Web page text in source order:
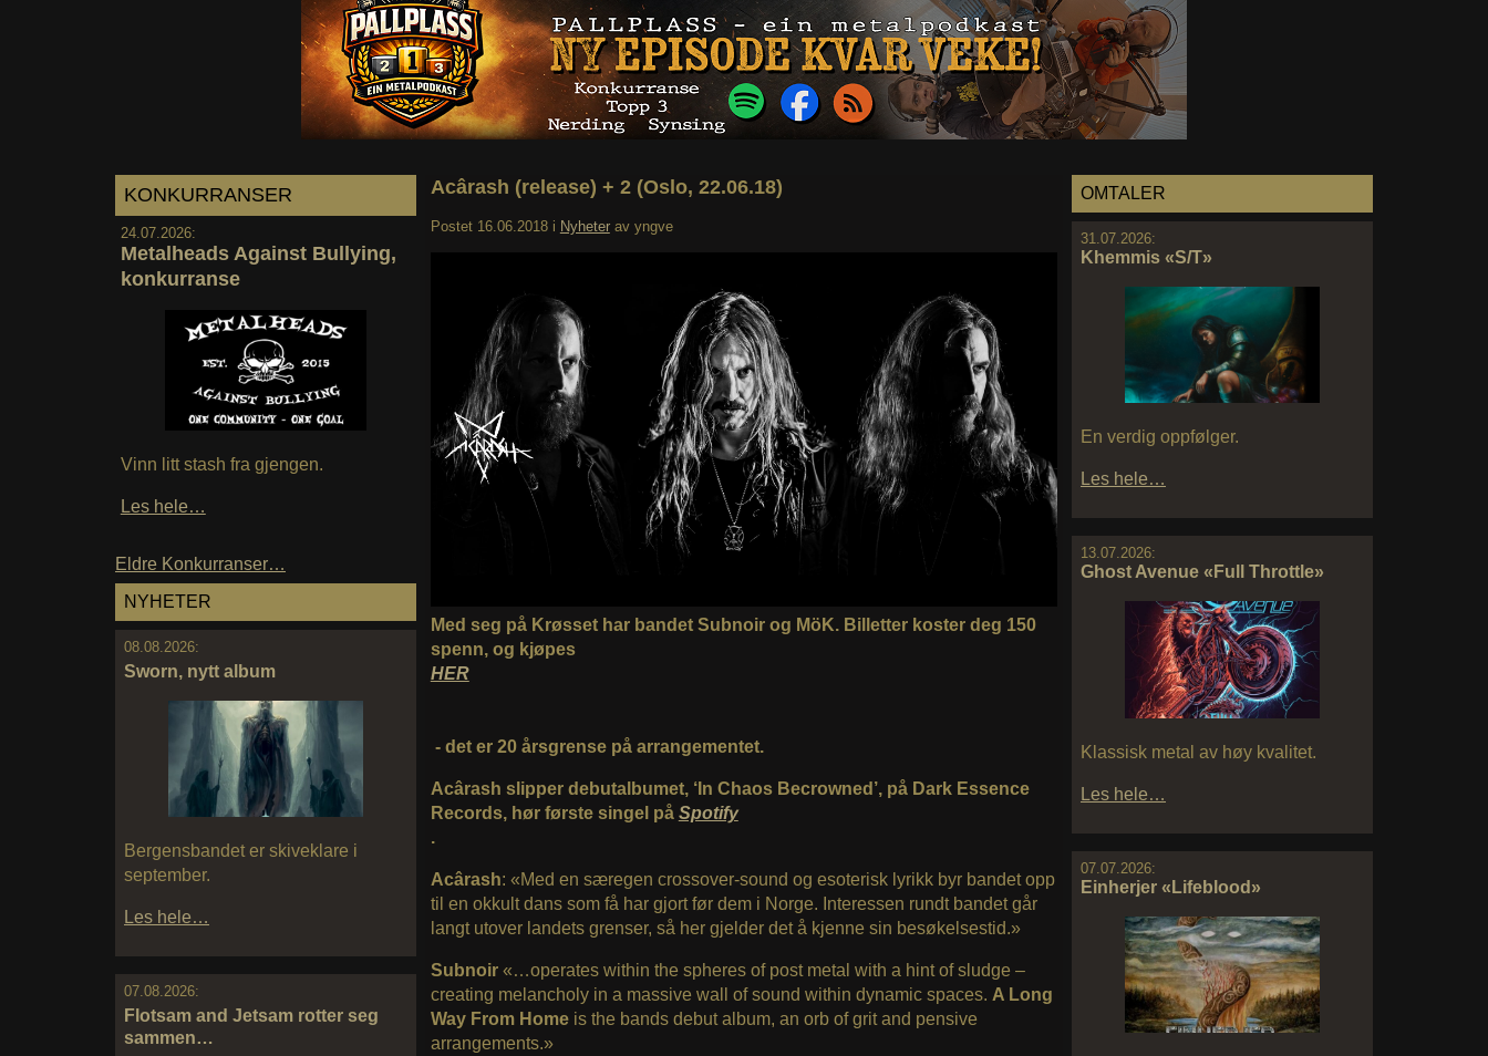
KONKURRANSER
24.07.2026:
Metalheads Against Bullying,
konkurranse
Vinn litt stash fra gjengen.
Les hele…
Eldre Konkurranser…
NYHETER
08.08.2026:
Sworn, nytt album
Bergensbandet er skiveklare i
september.
Les hele…
07.08.2026:
Flotsam and Jetsam rotter seg
sammen…
OMTALER
31.07.2026:
Khemmis «S/T»
En verdig oppfølger.
Les hele…
13.07.2026:
Ghost Avenue «Full Throttle»
Klassisk metal av høy kvalitet.
Les hele…
07.07.2026:
Einherjer «Lifeblood»
Acârash (release) + 2 (Oslo, 22.06.18)
Postet 16.06.2018 i Nyheter av yngve
Med seg på Krøsset har bandet Subnoir og MöK. Billetter koster deg 150
spenn, og kjøpes
HER
- det er 20 årsgrense på arrangementet.
Acârash slipper debutalbumet, ‘In Chaos Becrowned’, på Dark Essence
Records, hør første singel på Spotify
.
Acârash: «Med en særegen crossover-sound og esoterisk lyrikk byr bandet opp
til en okkult dans som få har gjort før dem i Norge. Interessen rundt bandet går
langt utover landets grenser, så her gjelder det å kjenne sin besøkelsestid.»
Subnoir «…operates within the spheres of post metal with a hint of sludge –
creating melancholy in a massive wall of sound within dynamic spaces. A Long
Way From Homeis the bands debut album, an orb of grit and pensive
arrangements.»